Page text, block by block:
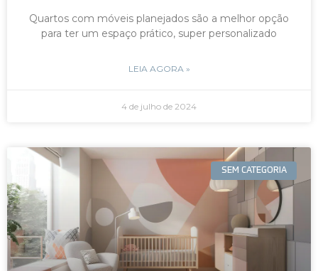
Quartos com móveis planejados são a melhor opção
para ter um espaço prático, super personalizado
LEIA AGORA »
4 de julho de 2024
SEM CATEGORIA